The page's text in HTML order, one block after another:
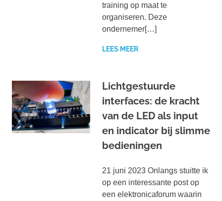
training op maat te
organiseren. Deze
ondernemer[…]
LEES MEER
Lichtgestuurde
interfaces: de kracht
van de LED als input
en indicator bij slimme
bedieningen
21 juni 2023 Onlangs stuitte ik
op een interessante post op
een elektronicaforum waarin